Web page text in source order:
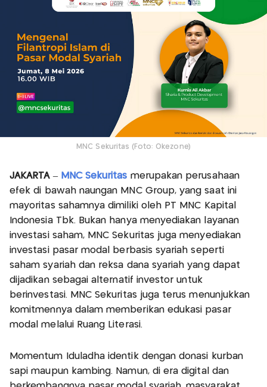
MNC Sekuritas (Foto: Okezone)
JAKARTA– MNC Sekuritas merupakan perusahaan
efek di bawah naungan MNC Group, yang saat ini
mayoritas sahamnya dimiliki oleh PT MNC Kapital
Indonesia Tbk. Bukan hanya menyediakan layanan
investasi saham, MNC Sekuritas juga menyediakan
investasi pasar modal berbasis syariah seperti
saham syariah dan reksa dana syariah yang dapat
dijadikan sebagai alternatif investor untuk
berinvestasi. MNC Sekuritas juga terus menunjukkan
komitmennya dalam memberikan edukasi pasar
modal melalui Ruang Literasi.
Momentum Iduladha identik dengan donasi kurban
sapi maupun kambing. Namun, di era digital dan